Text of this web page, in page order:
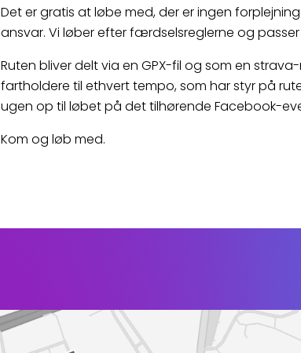
Det er gratis at løbe med, der er ingen
ansvar. Vi løber efter færdselsreglerne og
Ruten bliver delt via en GPX-fil og som en
fartholdere til ethvert tempo, som har styr på
ugen op til løbet på det tilhørende Facebook-
Kom og løb med.